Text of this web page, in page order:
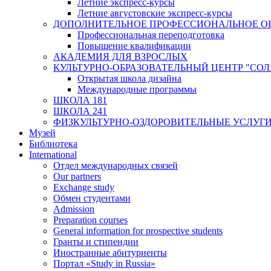
Летние экспресс-курсы
Летние августовские экспресс-курсы
ДОПОЛНИТЕЛЬНОЕ ПРОФЕССИОНАЛЬНОЕ
Профессиональная переподготовка
Повышение квалификации
АКАДЕМИЯ ДЛЯ ВЗРОСЛЫХ
КУЛЬТУРНО-ОБРАЗОВАТЕЛЬНЫЙ ЦЕНТР
Открытая школа дизайна
Международные программы
ШКОЛА 181
ШКОЛА 241
ФИЗКУЛЬТУРНО-ОЗДОРОВИТЕЛЬНЫЕ УСЛУГИ
Музей
Библиотека
International
Отдел международных связей
Our partners
Exchange study
Обмен студентами
Admission
Preparation courses
General information for prospective students
Гранты и стипендии
Иностранные абитуриенты
Портал «Study in Russia»